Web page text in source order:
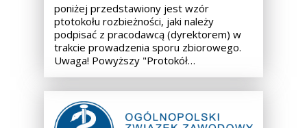
poniżej przedstawiony jest wzór
ptotokołu rozbieżności, jaki należy
podpisać z pracodawcą (dyrektorem) w
trakcie prowadzenia sporu zbiorowego.
Uwaga! Powyższy "Protokół…